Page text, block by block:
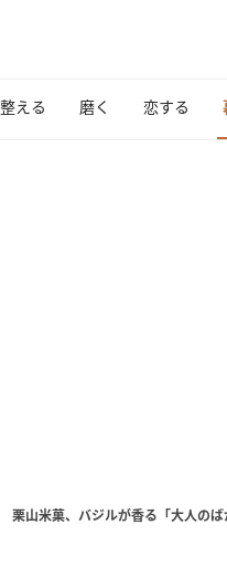
整える 磨く 恋する
栗山米菓、バジルが香る「大人の